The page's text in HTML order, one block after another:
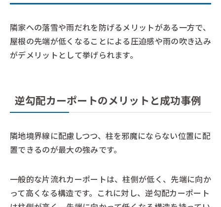
隣家への落雪や雨だれを防げるメリットがある一方で、
屋根の先端が低くなることによる圧迫感や雨の吹き込み
がデメリットとして挙げられます。
逆勾配カーポートのメリットと成功事例
隣地境界線に配慮しつつ、柱を邪魔にならない位置に配
置できるのが最大の強みです。
一般的な片流れカーポートは、柱側が低く、先端に向か
って高くなる構造です。これに対し、逆勾配カーポート